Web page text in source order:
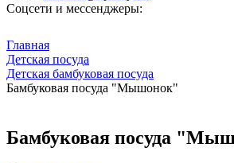
Соцсети и мессенджеры:
Главная
Детская посуда
Детская бамбуковая посуда
Бамбуковая посуда "Мышонок"
Бамбуковая посуда